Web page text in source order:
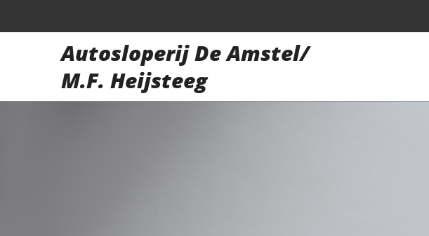
Autosloperij De Amstel/
M.F. Heijsteeg